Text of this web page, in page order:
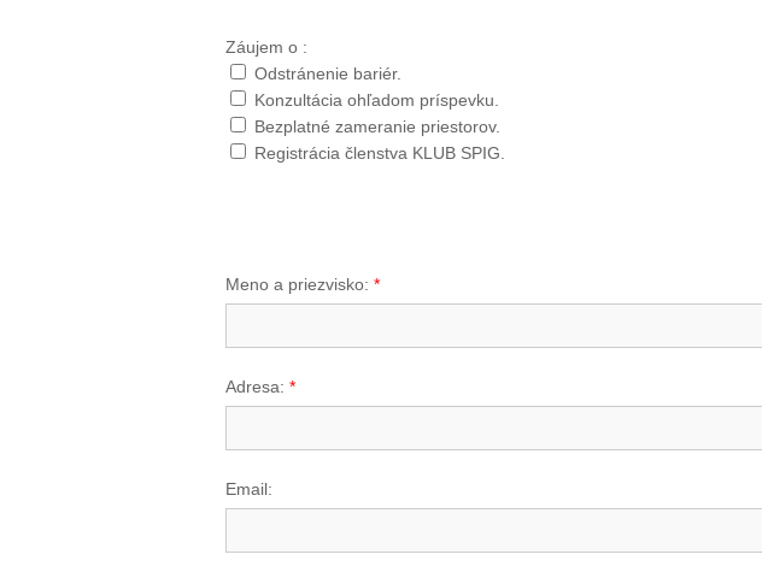
Záujem o :
Odstránenie bariér.
Konzultácia ohľadom príspevku.
Bezplatné zameranie priestorov.
Registrácia členstva KLUB SPIG.
Meno a priezvisko: *
Adresa: *
Email: